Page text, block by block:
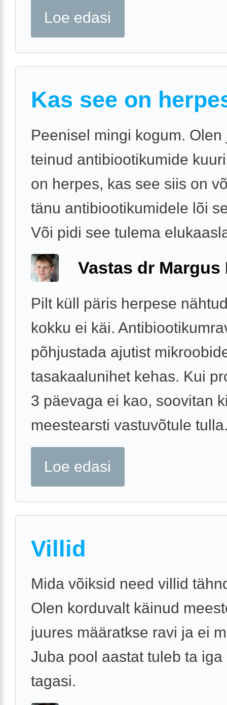
Loe edasi
Kas see on
Peenisel mingi kogum. Olen
teinud antibiootikumide
on herpes, kas see siis on
tänu antibiootikumidele lõi
Või pidi see tulema
Vastas dr Margus
Pilt küll päris herpese
kokku ei käi.
põhjustada ajutist
tasakaalunihet kehas. Kui
3 päevaga ei kao, soovitan
meestearsti vastuvõtule
Loe edasi
Villid
Mida võiksid need villid
Olen korduvalt käinud
juures määratkse ravi ja ei
Juba pool aastat tuleb ta iga
tagasi.